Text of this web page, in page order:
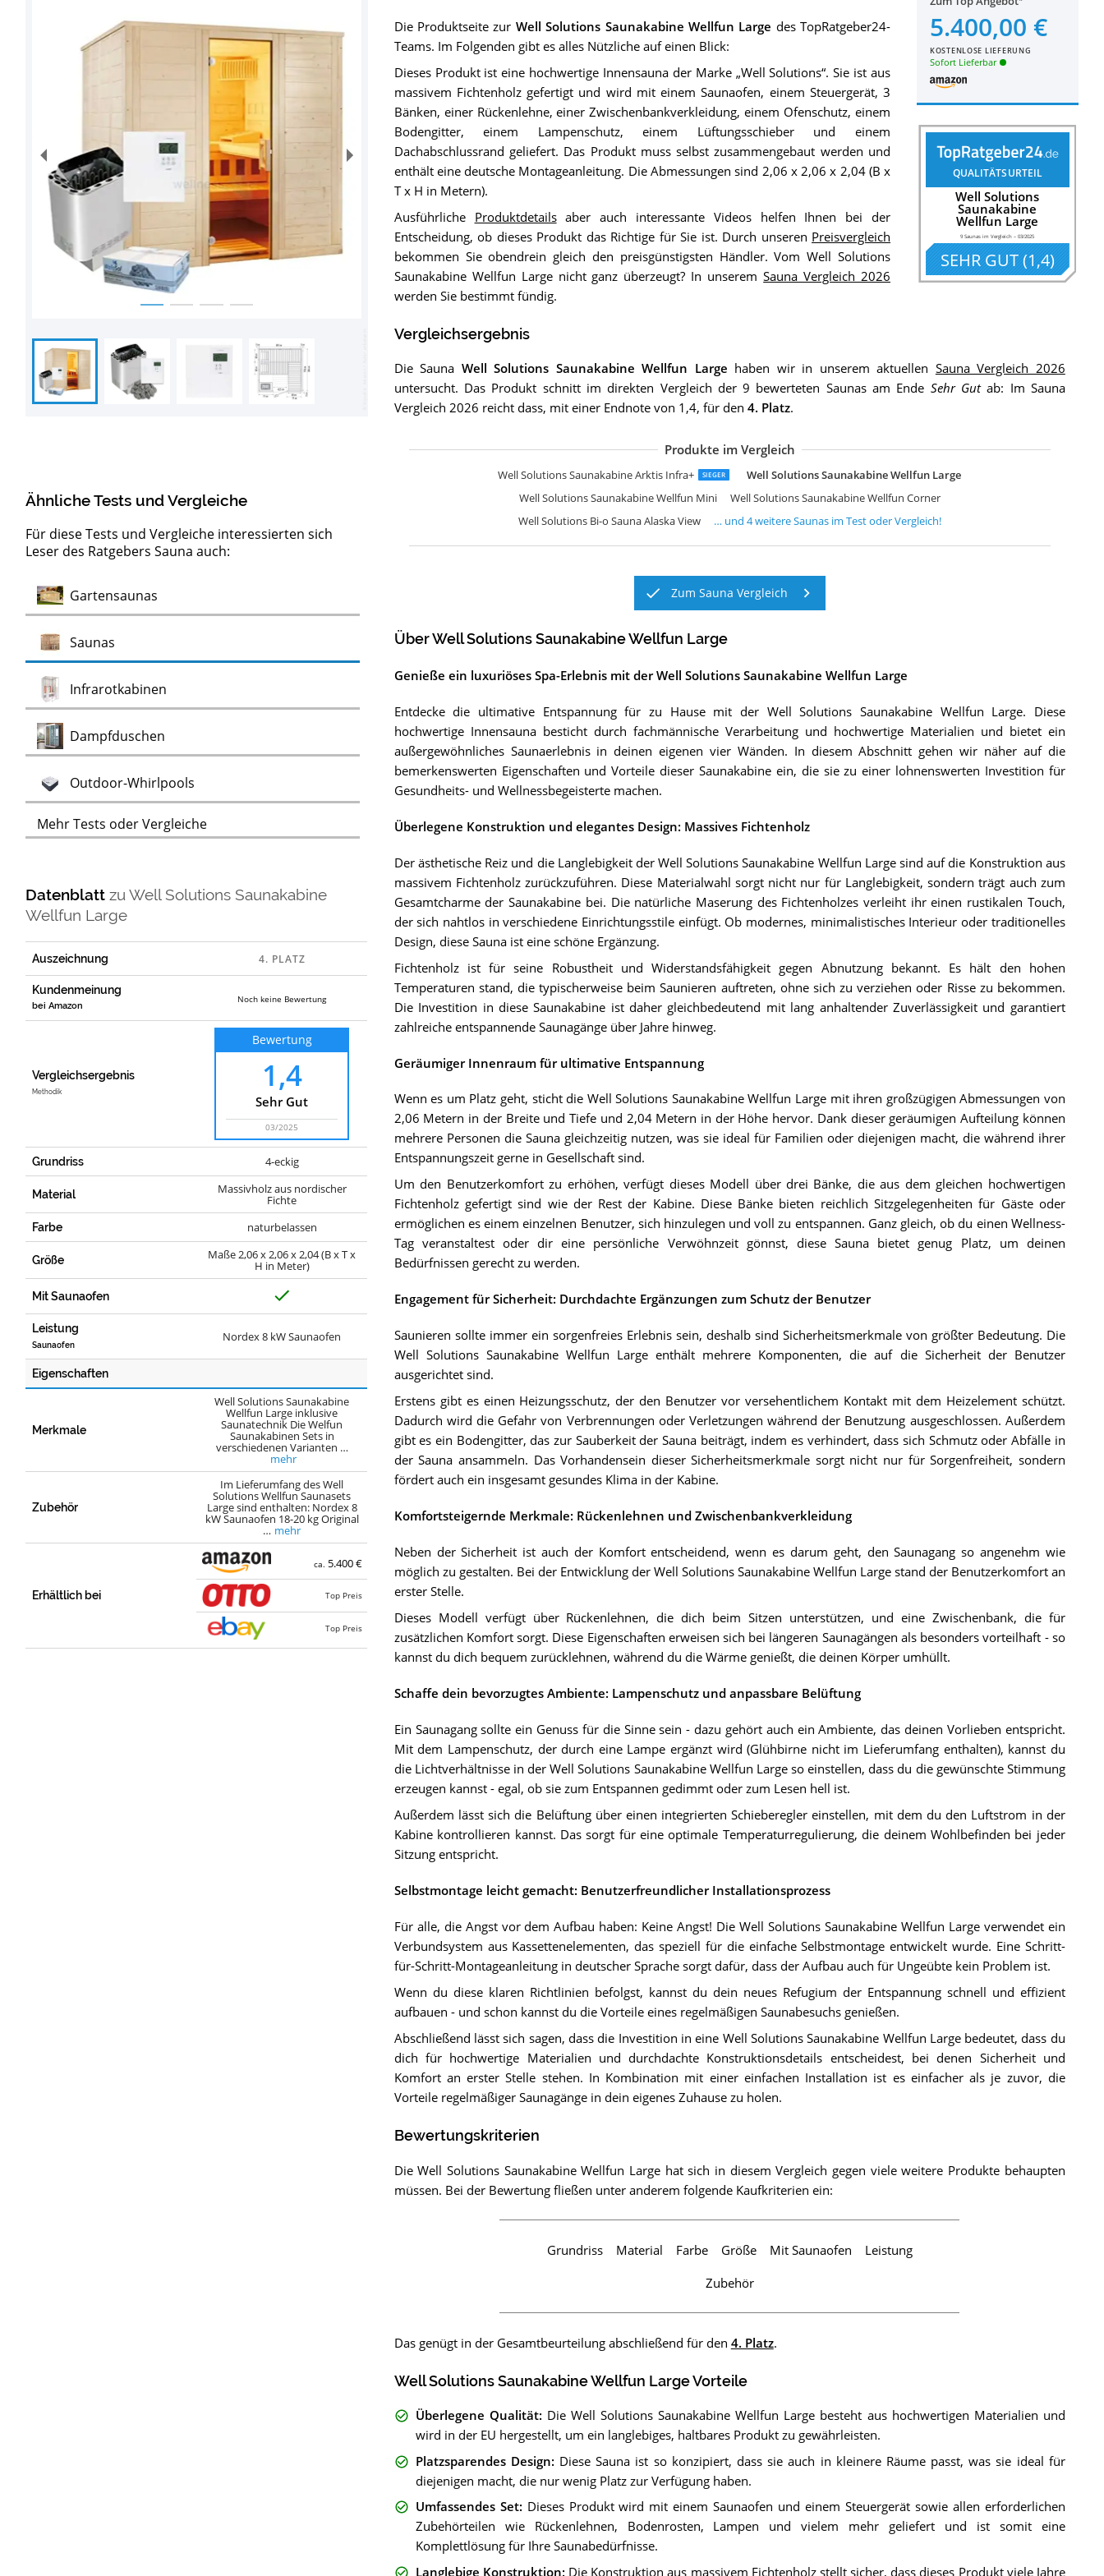
Ähnliche Tests und Vergleiche
Für diese Tests und Vergleiche interessierten sich
Leser des Ratgebers Sauna auch:
Gartensaunas
Saunas
Infrarotkabinen
Dampfduschen
Outdoor-Whirlpools
Sauna SetsTest
Die SaunakissenTest
SaunakübelTest
SaunasteineTest
SaunakopfstützenTest
Dampfgeneratoren
Test
Mehr Tests oder Vergleiche
DatenblattzuWell Solutions Saunakabine
Wellfun Large
Auszeichnung
Kundenmeinung
bei Amazon
Noch keine Bewertung
Vergleichsergebnis
Methodik
Bewertung
1,4
Sehr Gut
03/2025
Grundriss 4-eckig
Material Massivholz aus nordischer
Fichte
Farbe naturbelassen
Größe Maße 2,06 x 2,06 x 2,04 (B x T x
H in Meter)
Mit Saunaofen
Leistung
Saunaofen
Nordex 8 kW Saunaofen
Eigenschaften
Merkmale
Well Solutions Saunakabine
Wellfun Large inklusive
Saunatechnik Die Welfun
Saunakabinen Sets in
verschiedenen Varianten …
mehr
Zubehör
Im Lieferumfang des Well
Solutions Wellfun Saunasets
Large sind enthalten: Nordex 8
kW Saunaofen 18-20 kg Original
… mehr
Erhältlich bei
ca. 5.400 €
Top Preis
Top Preis
5.400,00 €
KOSTENLOSE LIEFERUNG
Sofort Lieferbar
QUALITÄTSURTEIL
Well Solutions
Saunakabine
Wellfun Large
9 Saunas im Vergleich –03/2025
SEHR GUT(1,4)
Die Produktseite zur Well Solutions Saunakabine Wellfun Large des TopRatgeber24-
Teams. Im Folgenden gibt es alles Nützliche auf einen Blick:
Dieses Produkt ist eine hochwertige Innensauna der Marke „Well Solutions“. Sie ist aus
massivem Fichtenholz gefertigt und wird mit einem Saunaofen, einem Steuergerät, 3
Bänken, einer Rückenlehne, einer Zwischenbankverkleidung, einem Ofenschutz, einem
Bodengitter, einem Lampenschutz, einem Lüftungsschieber und einem
Dachabschlussrand geliefert. Das Produkt muss selbst zusammengebaut werden und
enthält eine deutsche Montageanleitung. Die Abmessungen sind 2,06 x 2,06 x 2,04 (B x
T x H in Metern).
Ausführliche Produktdetailsaber auch interessante Videos helfen Ihnen bei der
Entscheidung, ob dieses Produkt das Richtige für Sie ist. Durch unseren Preisvergleich
bekommen Sie obendrein gleich den preisgünstigsten Händler. Vom Well Solutions
Saunakabine Wellfun Large nicht ganz überzeugt? In unseremSauna Vergleich 2026
werden Sie bestimmt fündig.
Vergleichsergebnis
Die Sauna Well Solutions Saunakabine Wellfun Large haben wir in unserem aktuellen Sauna Vergleich 2026
untersucht. Das Produkt schnitt im direkten Vergleich der 9 bewerteten Saunas am Ende Sehr Gutab: Im Sauna
Vergleich 2026 reicht dass, mit einer Endnote von 1,4, für den 4. Platz.
Produkte im Vergleich
Well Solutions Saunakabine Arktis Infra+ SIEGER
Well Solutions Saunakabine Wellfun Large
Well Solutions Saunakabine Wellfun Mini
Well Solutions Saunakabine Wellfun Corner
Well Solutions Bi-o Sauna Alaska View
Well Solutions Bi-o Sauna Alaska Mini
Ecksauna mit Harvia Saunaofen
Home Deluxe Skyline XL BIG Saunakabine
Home Deluxe Skyline L Saunakabine
… und 4weitereSaunasim Test oder Vergleich!
Zum Sauna Vergleich
Über Well Solutions Saunakabine Wellfun Large
Genieße ein luxuriöses Spa-Erlebnis mit der Well Solutions Saunakabine Wellfun Large
Entdecke die ultimative Entspannung für zu Hause mit der Well Solutions Saunakabine Wellfun Large. Diese
hochwertige Innensauna besticht durch fachmännische Verarbeitung und hochwertige Materialien und bietet ein
außergewöhnliches Saunaerlebnis in deinen eigenen vier Wänden. In diesem Abschnitt gehen wir näher auf die
bemerkenswerten Eigenschaften und Vorteile dieser Saunakabine ein, die sie zu einer lohnenswerten Investition für
Gesundheits- und Wellnessbegeisterte machen.
Überlegene Konstruktion und elegantes Design: Massives Fichtenholz
Der ästhetische Reiz und die Langlebigkeit der Well Solutions Saunakabine Wellfun Large sind auf die Konstruktion aus
massivem Fichtenholz zurückzuführen. Diese Materialwahl sorgt nicht nur für Langlebigkeit, sondern trägt auch zum
Gesamtcharme der Saunakabine bei. Die natürliche Maserung des Fichtenholzes verleiht ihr einen rustikalen Touch,
der sich nahtlos in verschiedene Einrichtungsstile einfügt. Ob modernes, minimalistisches Interieur oder traditionelles
Design, diese Sauna ist eine schöne Ergänzung.
Fichtenholz ist für seine Robustheit und Widerstandsfähigkeit gegen Abnutzung bekannt. Es hält den hohen
Temperaturen stand, die typischerweise beim Saunieren auftreten, ohne sich zu verziehen oder Risse zu bekommen.
Die Investition in diese Saunakabine ist daher gleichbedeutend mit lang anhaltender Zuverlässigkeit und garantiert
zahlreiche entspannende Saunagänge über Jahre hinweg.
Geräumiger Innenraum für ultimative Entspannung
Wenn es um Platz geht, sticht die Well Solutions Saunakabine Wellfun Large mit ihren großzügigen Abmessungen von
2,06 Metern in der Breite und Tiefe und 2,04 Metern in der Höhe hervor. Dank dieser geräumigen Aufteilung können
mehrere Personen die Sauna gleichzeitig nutzen, was sie ideal für Familien oder diejenigen macht, die während ihrer
Entspannungszeit gerne in Gesellschaft sind.
Um den Benutzerkomfort zu erhöhen, verfügt dieses Modell über drei Bänke, die aus dem gleichen hochwertigen
Fichtenholz gefertigt sind wie der Rest der Kabine. Diese Bänke bieten reichlich Sitzgelegenheiten für Gäste oder
ermöglichen es einem einzelnen Benutzer, sich hinzulegen und voll zu entspannen. Ganz gleich, ob du einen Wellness-
Tag veranstaltest oder dir eine persönliche Verwöhnzeit gönnst, diese Sauna bietet genug Platz, um deinen
Bedürfnissen gerecht zu werden.
Engagement für Sicherheit: Durchdachte Ergänzungen zum Schutz der Benutzer
Saunieren sollte immer ein sorgenfreies Erlebnis sein, deshalb sind Sicherheitsmerkmale von größter Bedeutung. Die
Well Solutions Saunakabine Wellfun Large enthält mehrere Komponenten, die auf die Sicherheit der Benutzer
ausgerichtet sind.
Erstens gibt es einen Heizungsschutz, der den Benutzer vor versehentlichem Kontakt mit dem Heizelement schützt.
Dadurch wird die Gefahr von Verbrennungen oder Verletzungen während der Benutzung ausgeschlossen. Außerdem
gibt es ein Bodengitter, das zur Sauberkeit der Sauna beiträgt, indem es verhindert, dass sich Schmutz oder Abfälle in
der Sauna ansammeln. Das Vorhandensein dieser Sicherheitsmerkmale sorgt nicht nur für Sorgenfreiheit, sondern
fördert auch ein insgesamt gesundes Klima in der Kabine.
Komfortsteigernde Merkmale: Rückenlehnen und Zwischenbankverkleidung
Neben der Sicherheit ist auch der Komfort entscheidend, wenn es darum geht, den Saunagang so angenehm wie
möglich zu gestalten. Bei der Entwicklung der Well Solutions Saunakabine Wellfun Large stand der Benutzerkomfort an
erster Stelle.
Dieses Modell verfügt über Rückenlehnen, die dich beim Sitzen unterstützen, und eine Zwischenbank, die für
zusätzlichen Komfort sorgt. Diese Eigenschaften erweisen sich bei längeren Saunagängen als besonders vorteilhaft - so
kannst du dich bequem zurücklehnen, während du die Wärme genießt, die deinen Körper umhüllt.
Schaffe dein bevorzugtes Ambiente: Lampenschutz und anpassbare Belüftung
Ein Saunagang sollte ein Genuss für die Sinne sein - dazu gehört auch ein Ambiente, das deinen Vorlieben entspricht.
Mit dem Lampenschutz, der durch eine Lampe ergänzt wird (Glühbirne nicht im Lieferumfang enthalten), kannst du
die Lichtverhältnisse in der Well Solutions Saunakabine Wellfun Large so einstellen, dass du die gewünschte Stimmung
erzeugen kannst - egal, ob sie zum Entspannen gedimmt oder zum Lesen hell ist.
Außerdem lässt sich die Belüftung über einen integrierten Schieberegler einstellen, mit dem du den Luftstrom in der
Kabine kontrollieren kannst. Das sorgt für eine optimale Temperaturregulierung, die deinem Wohlbefinden bei jeder
Sitzung entspricht.
Selbstmontage leicht gemacht: Benutzerfreundlicher Installationsprozess
Für alle, die Angst vor dem Aufbau haben: Keine Angst! Die Well Solutions Saunakabine Wellfun Large verwendet ein
Verbundsystem aus Kassettenelementen, das speziell für die einfache Selbstmontage entwickelt wurde. Eine Schritt-
für-Schritt-Montageanleitung in deutscher Sprache sorgt dafür, dass der Aufbau auch für Ungeübte kein Problem ist.
Wenn du diese klaren Richtlinien befolgst, kannst du dein neues Refugium der Entspannung schnell und effizient
aufbauen - und schon kannst du die Vorteile eines regelmäßigen Saunabesuchs genießen.
Abschließend lässt sich sagen, dass die Investition in eine Well Solutions Saunakabine Wellfun Large bedeutet, dass du
dich für hochwertige Materialien und durchdachte Konstruktionsdetails entscheidest, bei denen Sicherheit und
Komfort an erster Stelle stehen. In Kombination mit einer einfachen Installation ist es einfacher als je zuvor, die
Vorteile regelmäßiger Saunagänge in dein eigenes Zuhause zu holen.
Bewertungskriterien
Die Well Solutions Saunakabine Wellfun Large hat sich in diesem Vergleich gegen viele weitere Produkte behaupten
müssen. Bei der Bewertung fließen unter anderem folgende Kaufkriterien ein:
Grundriss Material Farbe Größe Mit Saunaofen
Leistung
Zubehör
Das genügt in der Gesamtbeurteilung abschließend für den 4. Platz.
Well Solutions Saunakabine Wellfun Large Vorteile
Überlegene Qualität: Die Well Solutions Saunakabine Wellfun Large besteht aus hochwertigen Materialien und
wird in der EU hergestellt, um ein langlebiges, haltbares Produkt zu gewährleisten.
Platzsparendes Design: Diese Sauna ist so konzipiert, dass sie auch in kleinere Räume passt, was sie ideal für
diejenigen macht, die nur wenig Platz zur Verfügung haben.
Umfassendes Set: Dieses Produkt wird mit einem Saunaofen und einem Steuergerät sowie allen erforderlichen
Zubehörteilen wie Rückenlehnen, Bodenrosten, Lampen und vielem mehr geliefert und ist somit eine
Komplettlösung für Ihre Saunabedürfnisse.
Langlebige Konstruktion: Die Konstruktion aus massivem Fichtenholz stellt sicher, dass dieses Produkt viele Jahre